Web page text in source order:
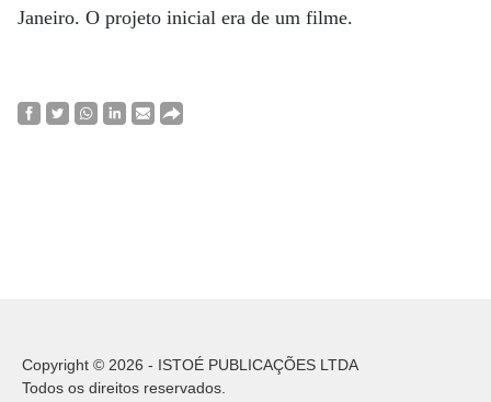
Janeiro. O projeto inicial era de um filme.
Copyright © 2026 - ISTOÉ PUBLICAÇÕES LTDA
Todos os direitos reservados.